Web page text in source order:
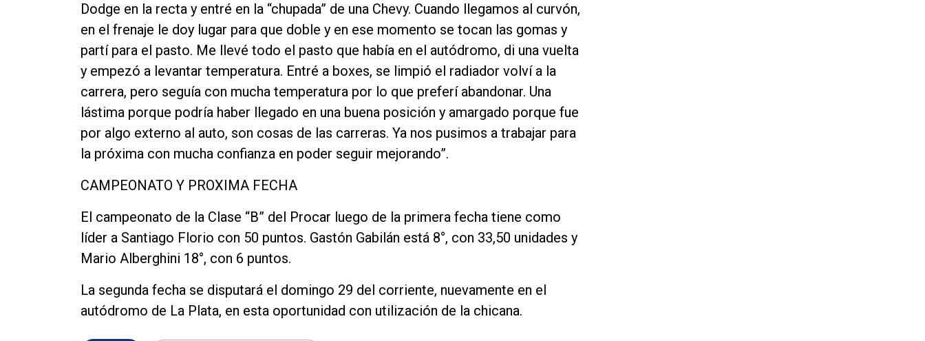
Dodge en la recta y entré en la “chupada” de una Chevy. Cuando llegamos al curvón,
en el frenaje le doy lugar para que doble y en ese momento se tocan las gomas y
partí para el pasto. Me llevé todo el pasto que había en el autódromo, di una vuelta
y empezó a levantar temperatura. Entré a boxes, se limpió el radiador volví a la
carrera, pero seguía con mucha temperatura por lo que preferí abandonar. Una
lástima porque podría haber llegado en una buena posición y amargado porque fue
por algo externo al auto, son cosas de las carreras. Ya nos pusimos a trabajar para
la próxima con mucha confianza en poder seguir mejorando”.
CAMPEONATO Y PROXIMA FECHA
El campeonato de la Clase “B” del Procar luego de la primera fecha tiene como
líder a Santiago Florio con 50 puntos. Gastón Gabilán está 8°, con 33,50 unidades y
Mario Alberghini 18°, con 6 puntos.
La segunda fecha se disputará el domingo 29 del corriente, nuevamente en el
autódromo de La Plata, en esta oportunidad con utilización de la chicana.